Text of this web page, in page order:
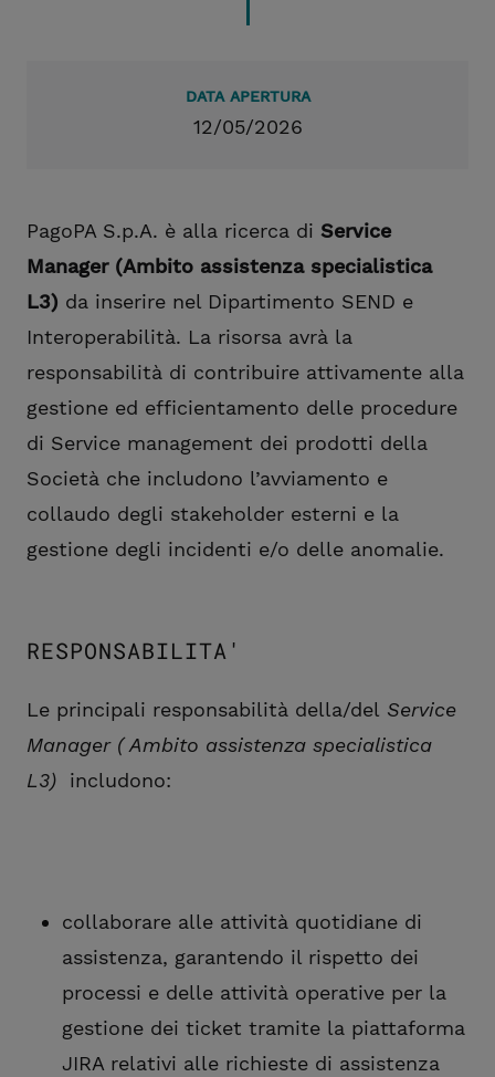
DATA APERTURA
12/05/2026
PagoPA S.p.A. è alla ricerca di Service
Manager (Ambito assistenza specialistica
L3) da inserire nel Dipartimento SEND e
Interoperabilità. La risorsa avrà la
responsabilità di contribuire attivamente alla
gestione ed efficientamento delle procedure
di Service management dei prodotti della
Società che includono l’avviamento e
collaudo degli stakeholder esterni e la
gestione degli incidenti e/o delle anomalie.
RESPONSABILITA'
Le principali responsabilità della/del Service
Manager ( Ambito assistenza specialistica
L3) includono:
collaborare alle attività quotidiane di
assistenza, garantendo il rispetto dei
processi e delle attività operative per la
gestione dei ticket tramite la piattaforma
JIRA relativi alle richieste di assistenza